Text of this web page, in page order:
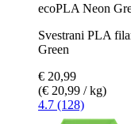
ecoPLA Neon
Svestrani PLA
Green
€ 20,99
(€ 20,99 / kg)
4.7 (128)